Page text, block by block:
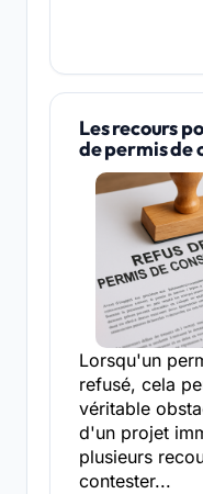
Les recours
de permis de
Lorsqu'un
refusé, cela
véritable
d'un projet
plusieurs
contester...